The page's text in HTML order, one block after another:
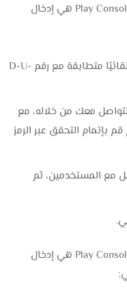
الخطوة التالية من خطوات إنشاء تطبيق Play Console هي إدخال
ستظهر التفاصيل العلنية للمؤسسة تلقائيًا متطابقة مع رقم D-U-
معك من خلاله، مع
بدء الرقم برمز الدولة +966، ثم قم بإتمام التحقق عبر الرمز
مع المستخدمين، ثم
الخطوة التالية من خطوات إنشاء تطبيق Play Console هي إدخال